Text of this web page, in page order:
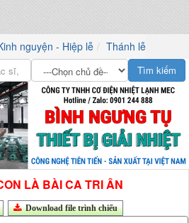
nguyện - Hiệp lễ Thánh lễ
LÀ BÀI CA TRI ÂN
Download file trình chiếu